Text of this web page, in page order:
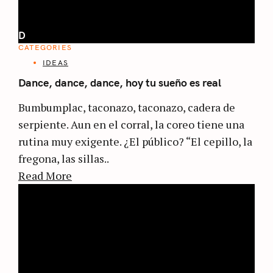
D
CATEGORIES
IDEAS
Dance, dance, dance, hoy tu sueño es real
Bumbumplac, taconazo, taconazo, cadera de
serpiente. Aun en el corral, la coreo tiene una
rutina muy exigente. ¿El público? “El cepillo, la
fregona, las sillas..
Read More